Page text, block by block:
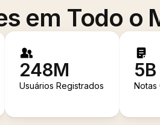
em Todo o
248M
Usuários Registrados
5B
Notas